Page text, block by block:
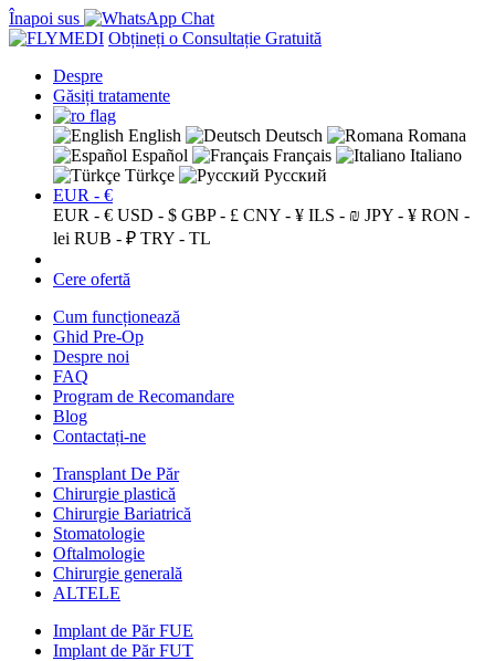
Înapoi sus
Obțineți o Consultație Gratuită
Despre
Găsiți tratamente
English Deutsch
Romana
Español
Français
Italiano
Türkçe
Русский
EUR - €
EUR - € USD - $ GBP - £ CNY - ¥ ILS - ₪ JPY - ¥ RON -
lei RUB - ₽ TRY - TL
Cere ofertă
Cum funcționează
Ghid Pre-Op
Despre noi
FAQ
Program de Recomandare
Blog
Contactați-ne
Transplant De Păr
Chirurgie plastică
Chirurgie Bariatrică
Stomatologie
Oftalmologie
Chirurgie generală
ALTELE
Implant de Păr FUE
Implant de Păr FUT